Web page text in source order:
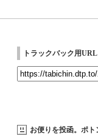
トラックバック用URL
お便りを投函。ポト